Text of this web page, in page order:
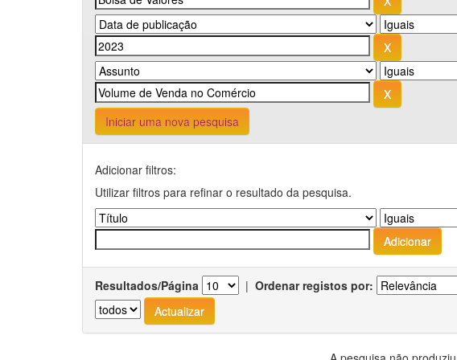
Iniciar uma nova pesquisa
Adicionar filtros:
Utilizar filtros para refinar o resultado da pesquisa.
Resultados/Página | Ordenar registos por: